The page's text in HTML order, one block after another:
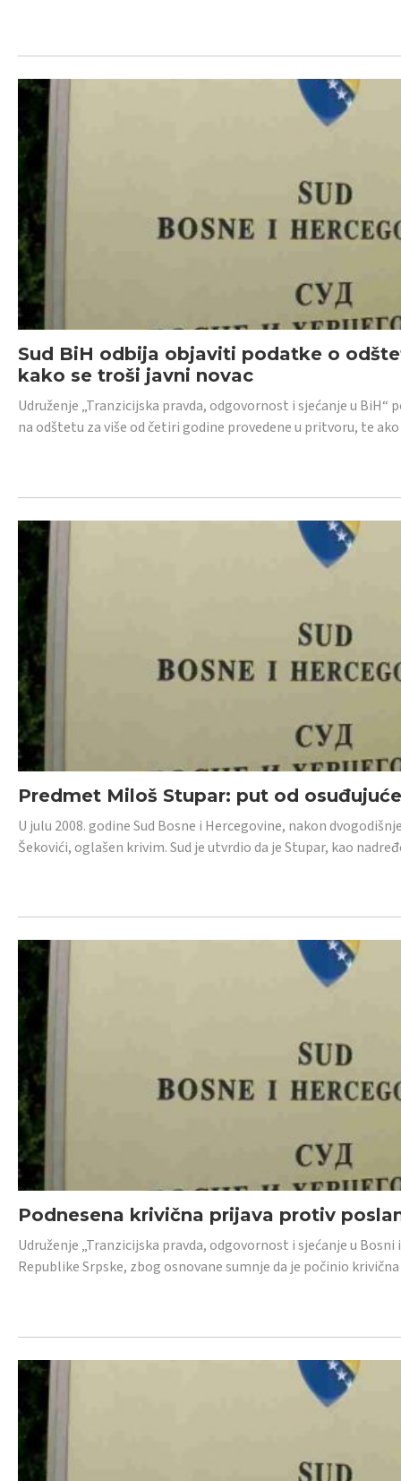
Sud BiH odbija objaviti podatke o
kako se troši javni novac
Udruženje „Tranzicijska pravda, odgovornost i sjećanje u
na odštetu za više od četiri godine provedene u pritvoru, te
Predmet Miloš Stupar: put od
U julu 2008. godine Sud Bosne i Hercegovine, nakon
Šekovići, oglašen krivim. Sud je utvrdio da je Stupar, kao
Podnesena krivična prijava protiv
Udruženje „Tranzicijska pravda, odgovornost i sjećanje u
Republike Srpske, zbog osnovane sumnje da je počinio